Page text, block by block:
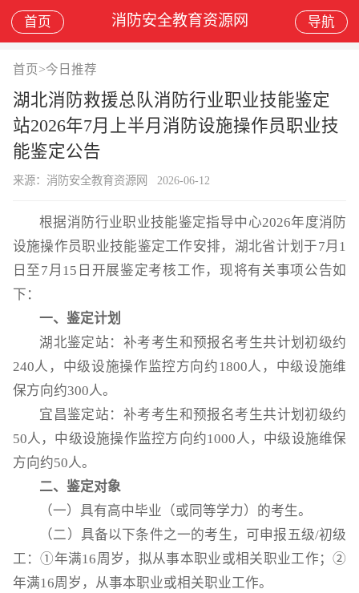
首页 消防安全教育资源网 导航
首页 >今日推荐
湖北消防救援总队消防行业职业技能鉴定
站2026年7月上半月消防设施操作员职业技
能鉴定公告
来源：消防安全教育资源网 2026-06-12
根据消防行业职业技能鉴定指导中心2026年度消防
设施操作员职业技能鉴定工作安排，湖北省计划于7月1
日至7月15日开展鉴定考核工作，现将有关事项公告如
下：
一、鉴定计划
湖北鉴定站：补考考生和预报名考生共计划初级约
240人，中级设施操作监控方向约1800人，中级设施维
保方向约300人。
宜昌鉴定站：补考考生和预报名考生共计划初级约
50人，中级设施操作监控方向约1000人，中级设施维保
方向约50人。
二、鉴定对象
（一）具有高中毕业（或同等学力）的考生。
（二）具备以下条件之一的考生，可申报五级/初级
工：①年满16周岁，拟从事本职业或相关职业工作；②
年满16周岁，从事本职业或相关职业工作。